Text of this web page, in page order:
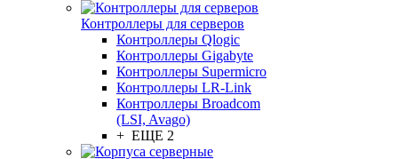
Контроллеры для серверов
Контроллеры Qlogic
Контроллеры Gigabyte
Контроллеры Supermicro
Контроллеры LR-Link
Контроллеры Broadcom
(LSI, Avago)
+ ЕЩЕ 2